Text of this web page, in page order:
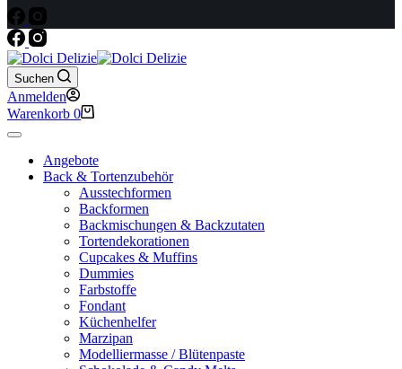
Suchen
Anmelden
Warenkorb 0
Angebote
Back & Tortenzubehör
Ausstechformen
Backformen
Backmischungen & Backzutaten
Tortendekorationen
Cupcakes & Muffins
Dummies
Farbstoffe
Fondant
Küchenhelfer
Marzipan
Modelliermasse / Blütenpaste